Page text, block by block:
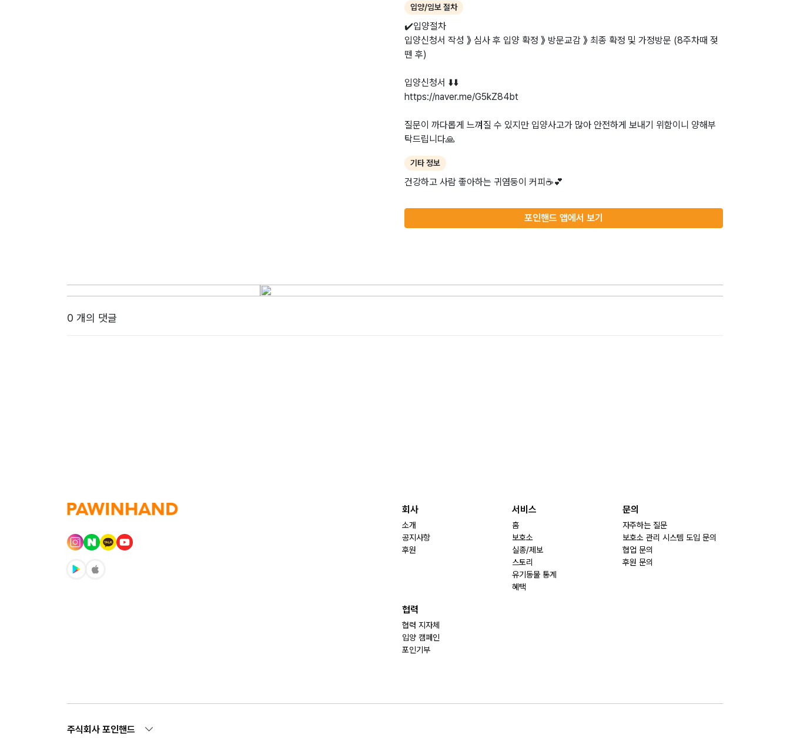
입양/임보 절차
✔️입양절차
입양신청서 작성 》 심사 후 입양 확정 》 방문교감 》 최종 확정 및 가정방문 (8주차때 젖
뗀 후)
입양신청서 ⬇️⬇️
https://naver.me/G5kZ84bt
질문이 까다롭게 느껴질 수 있지만 입양사고가 많아 안전하게 보내기 위함이니 양해부
탁드립니다🙏
기타 정보
건강하고 사람 좋아하는 귀염둥이 커피☕️💕
포인핸드 앱에서 보기
0 개의 댓글
회사
소개
공지사항
후원
서비스
홈
보호소
실종/제보
스토리
유기동물 통계
혜택
문의
자주하는 질문
보호소 관리 시스템 도입 문의
협업 문의
후원 문의
협력
협력 지자체
입양 캠페인
포인기부
주식회사 포인핸드